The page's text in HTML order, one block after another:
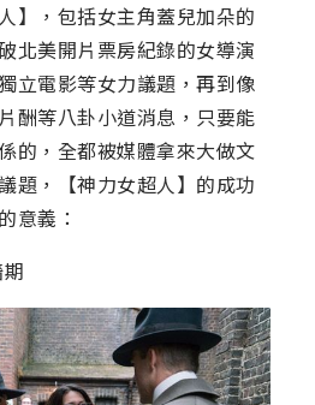
】，包括女主角蓋兒加朵的
北美開片票房紀錄的女導演
立電影等女力議題，再到像
酬等八卦小道消息，只要能
的，全都被媒體拿來大做文
題，【神力女超人】的成功
意義：